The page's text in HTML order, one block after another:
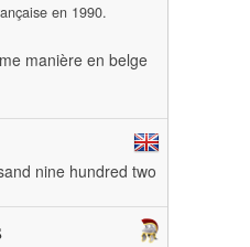
en 1990.
manière en belge
nine hundred two